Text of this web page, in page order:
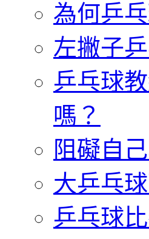
為何乒
左撇子
乒乓球
嗎？
阻礙自
大乒乓
乒乓球